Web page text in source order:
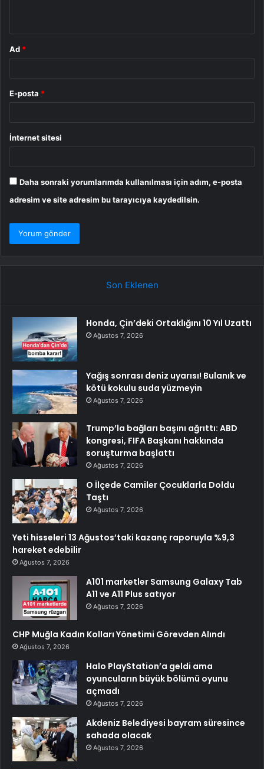
Ad *
E-posta *
İnternet sitesi
Daha sonraki yorumlarımda kullanılması için adım, e-posta
adresim ve site adresim bu tarayıcıya kaydedilsin.
Son Eklenen
Honda, Çin’deki Ortaklığını 10 Yıl Uzattı
Ağustos 7, 2026
Yağış sonrası deniz uyarısı! Bulanık ve
kötü kokulu suda yüzmeyin
Ağustos 7, 2026
Trump’la bağları başını ağrıttı: ABD
kongresi, FIFA Başkanı hakkında
soruşturma başlattı
Ağustos 7, 2026
O İlçede Camiler Çocuklarla Doldu
Taştı
Ağustos 7, 2026
Yeti hisseleri 13 Ağustos’taki kazanç raporuyla %9,3
hareket edebilir
Ağustos 7, 2026
A101 marketler Samsung Galaxy Tab
A11 ve A11 Plus satıyor
Ağustos 7, 2026
CHP Muğla Kadın Kolları Yönetimi Görevden Alındı
Ağustos 7, 2026
Halo PlayStation’a geldi ama
oyuncuların büyük bölümü oyunu
açmadı
Ağustos 7, 2026
Akdeniz Belediyesi bayram süresince
sahada olacak
Ağustos 7, 2026